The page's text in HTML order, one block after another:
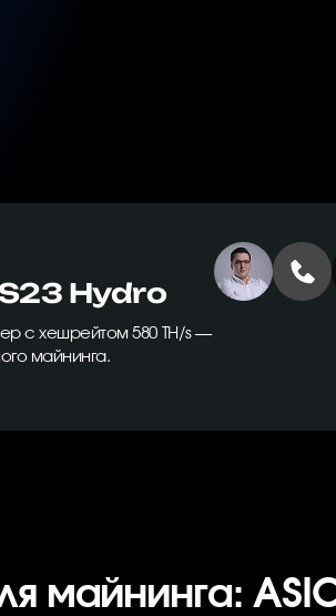
Hydro
с хешрейтом 580 TH/s —
майнинга.
майнинга: